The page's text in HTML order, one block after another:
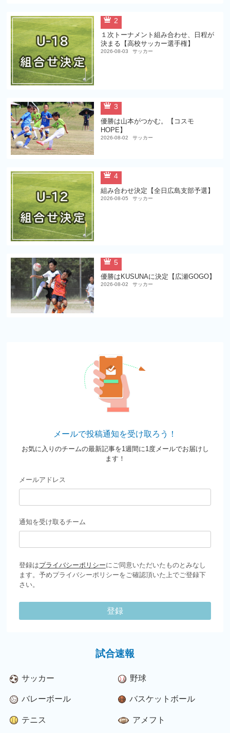
2
１次トーナメント組み合わせ、日程が
決まる【高校サッカー選手権】
2026-08-03 サッカー
3
優勝は山本がつかむ。【コスモ
HOPE】
2026-08-02 サッカー
4
組み合わせ決定【全日広島支部予選】
2026-08-05 サッカー
5
優勝はKUSUNAに決定【広瀬GOGO】
2026-08-02 サッカー
メールで投稿通知を受け取ろう！
お気に入りのチームの最新記事を1週間に1度メールでお届けし
ます！
メールアドレス
通知を受け取るチーム
登録はプライバシーポリシーにご同意いただいたものとみなし
ます。予めプライバシーポリシーをご確認頂いた上でご登録下
さい。
登録
試合速報
サッカー 野球
バレーボール バスケットボール
テニス アメフト